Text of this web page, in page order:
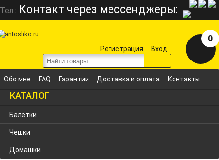
Тел.: Контакт через мессенджеры:
0
Вход
Регистрация
Обо мне FAQ Гарантии Доставка и оплата Контакты
КАТАЛОГ
Балетки
Чешки
Домашки